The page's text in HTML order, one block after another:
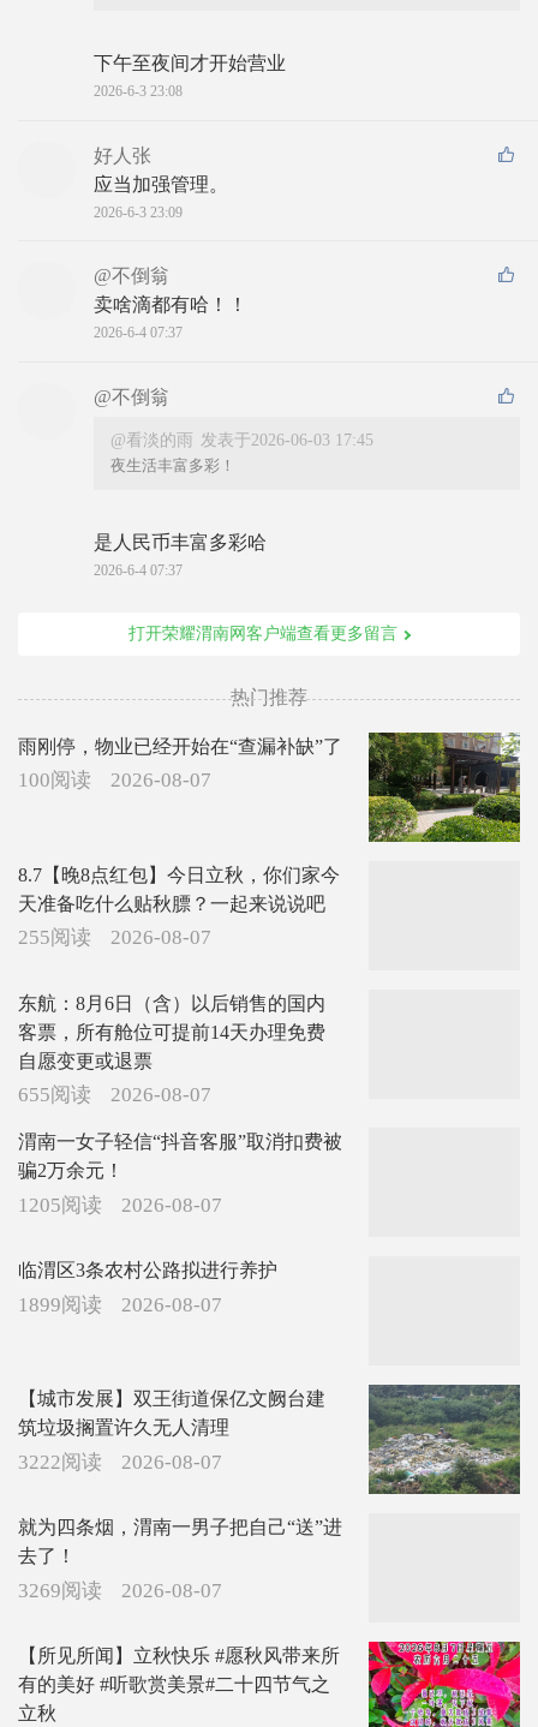
下午至夜间才开始营业
2026-6-3 23:08
好人张
应当加强管理。
2026-6-3 23:09
@不倒翁
卖啥滴都有哈！！
2026-6-4 07:37
@不倒翁
@看淡的雨 发表于2026-06-03 17:45
夜生活丰富多彩！
是人民币丰富多彩哈
2026-6-4 07:37
打开荣耀渭南网客户端查看更多留言
热门推荐
雨刚停，物业已经开始在“查漏补缺”了
100阅读 2026-08-07
8.7【晚8点红包】今日立秋，你们家今
天准备吃什么贴秋膘？一起来说说吧
255阅读 2026-08-07
东航：8月6日（含）以后销售的国内
客票，所有舱位可提前14天办理免费
自愿变更或退票
655阅读 2026-08-07
渭南一女子轻信“抖音客服”取消扣费被
骗2万余元！
1205阅读 2026-08-07
临渭区3条农村公路拟进行养护
1899阅读 2026-08-07
【城市发展】双王街道保亿文阙台建
筑垃圾搁置许久无人清理
3222阅读 2026-08-07
就为四条烟，渭南一男子把自己“送”进
去了！
3269阅读 2026-08-07
【所见所闻】立秋快乐 #愿秋风带来所
有的美好 #听歌赏美景#二十四节气之
立秋